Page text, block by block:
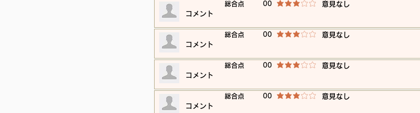
​総合点 00 平均評価 3 /5 ​意見なし
​コメント
​総合点 00 平均評価 3 /5 ​意見なし
​コメント
​総合点 00 平均評価 3 /5 ​意見なし
​コメント
​総合点 00 平均評価 3 /5 ​意見なし
​コメント